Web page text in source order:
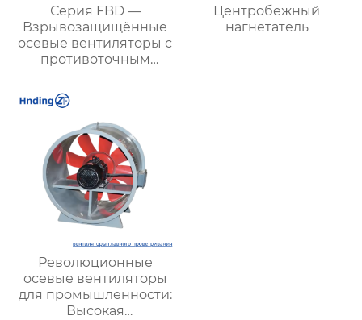
Серия FBD —
Взрывозащищённые
осевые вентиляторы с
противоточным
высокоэффективное и
экономичное
решение для
вентиляции
Центробежный
нагнетатель
Революционные
осевые вентиляторы
для промышленности:
Высокая